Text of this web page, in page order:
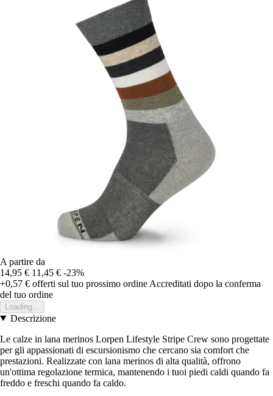
A partire da
14,95 € 11,45 € -23%
+0,57 € offerti sul tuo prossimo ordine Accreditati dopo la conferma
del tuo ordine
Loading...
Descrizione
Le calze in lana merinos Lorpen Lifestyle Stripe Crew sono progettate
per gli appassionati di escursionismo che cercano sia comfort che
prestazioni. Realizzate con lana merinos di alta qualità, offrono
un'ottima regolazione termica, mantenendo i tuoi piedi caldi quando fa
freddo e freschi quando fa caldo.